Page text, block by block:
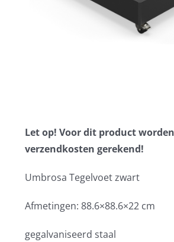
Let op! Voor dit product
verzendkosten gerekend!
Umbrosa Tegelvoet zwart
Afmetingen: 88.6×88.6×22 cm
gegalvaniseerd staal